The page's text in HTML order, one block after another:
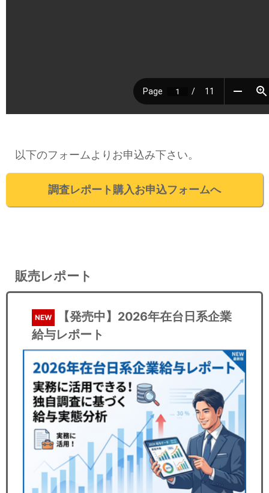
以下のフォームよりお申込み下さい。
調査レポート購入お申込フォームへ
販売レポート
NEW
【発売中】2026年在台日系企業
給与レポート